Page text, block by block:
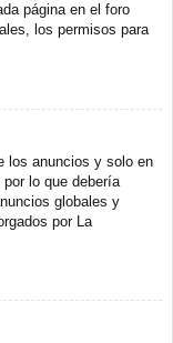
página en el foro
los permisos para
los anuncios y solo en
lo que debería
globales y
por La